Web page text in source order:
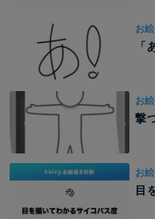
お
お
撃
お
目